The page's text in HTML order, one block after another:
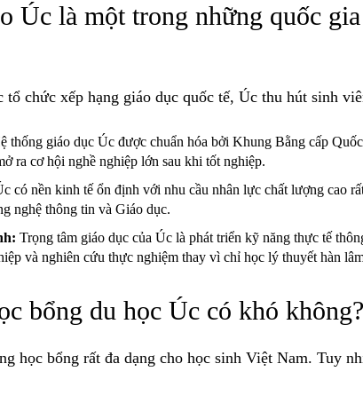
Úc là một trong những quốc
tổ chức xếp hạng giáo dục quốc tế, Úc thu hút sinh
thống giáo dục Úc được chuẩn hóa bởi Khung Bằng cấp
ra cơ hội nghề nghiệp lớn sau khi tốt nghiệp.
có nền kinh tế ổn định với nhu cầu nhân lực chất lượng cao
nghệ thông tin và Giáo dục.
Trọng tâm giáo dục của Úc là phát triển kỹ năng thực tế
và nghiên cứu thực nghiệm thay vì chỉ học lý thuyết hàn
bổng du học Úc có khó không?
học bổng rất đa dạng cho học sinh Việt Nam. Tuy